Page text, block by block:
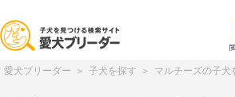
愛犬ブリーダー 子犬を探す マルチーズの子犬